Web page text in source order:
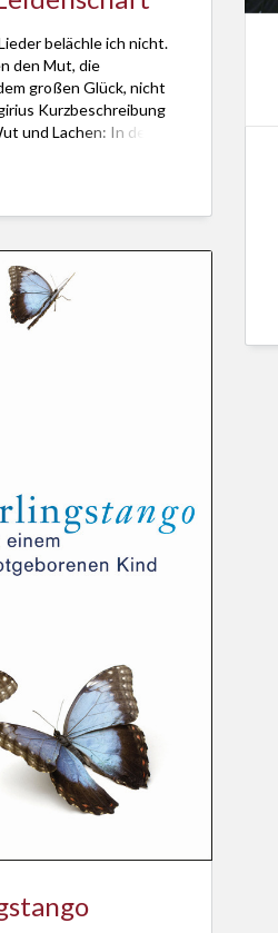
belächle ich nicht.
den Mut, die
großen Glück, nicht
Kurzbeschreibung
und Lachen: In den
einen […]